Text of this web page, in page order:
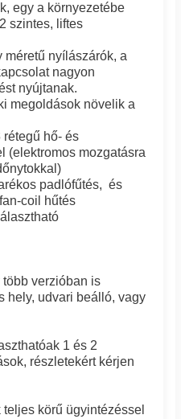
egy a környezetébe
szintes, liftes
méretű nyílászárók, a
nagyon
nyújtanak.
megoldások növelik a
hő- és
(elektromos mozgatásra
padlófűtés, és
coil hűtés
verzióban is
hely, udvari beálló, vagy
1 és 2
részletekért kérjen
körű ügyintézéssel